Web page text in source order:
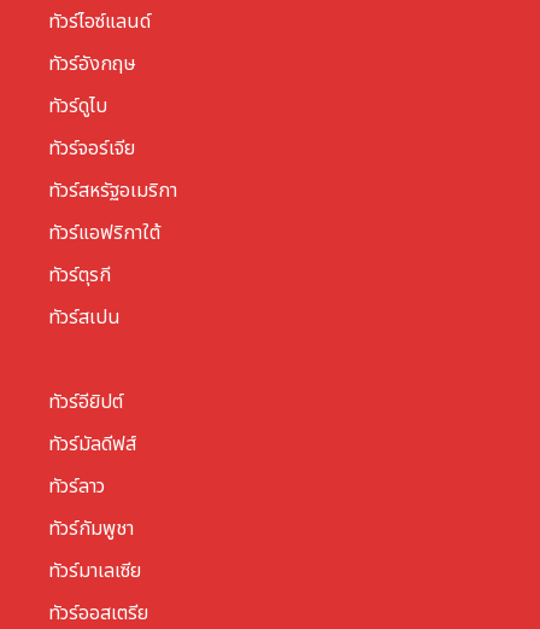
ทัวร์ไอซ์แลนด์
ทัวร์อังกฤษ
ทัวร์ดูไบ
ทัวร์จอร์เจีย
ทัวร์สหรัฐอเมริกา
ทัวร์แอฟริกาใต้
ทัวร์ตุรกี
ทัวร์สเปน
ทัวร์อียิปต์
ทัวร์มัลดีฟส์
ทัวร์ลาว
ทัวร์กัมพูชา
ทัวร์มาเลเซีย
ทัวร์ออสเตรีย